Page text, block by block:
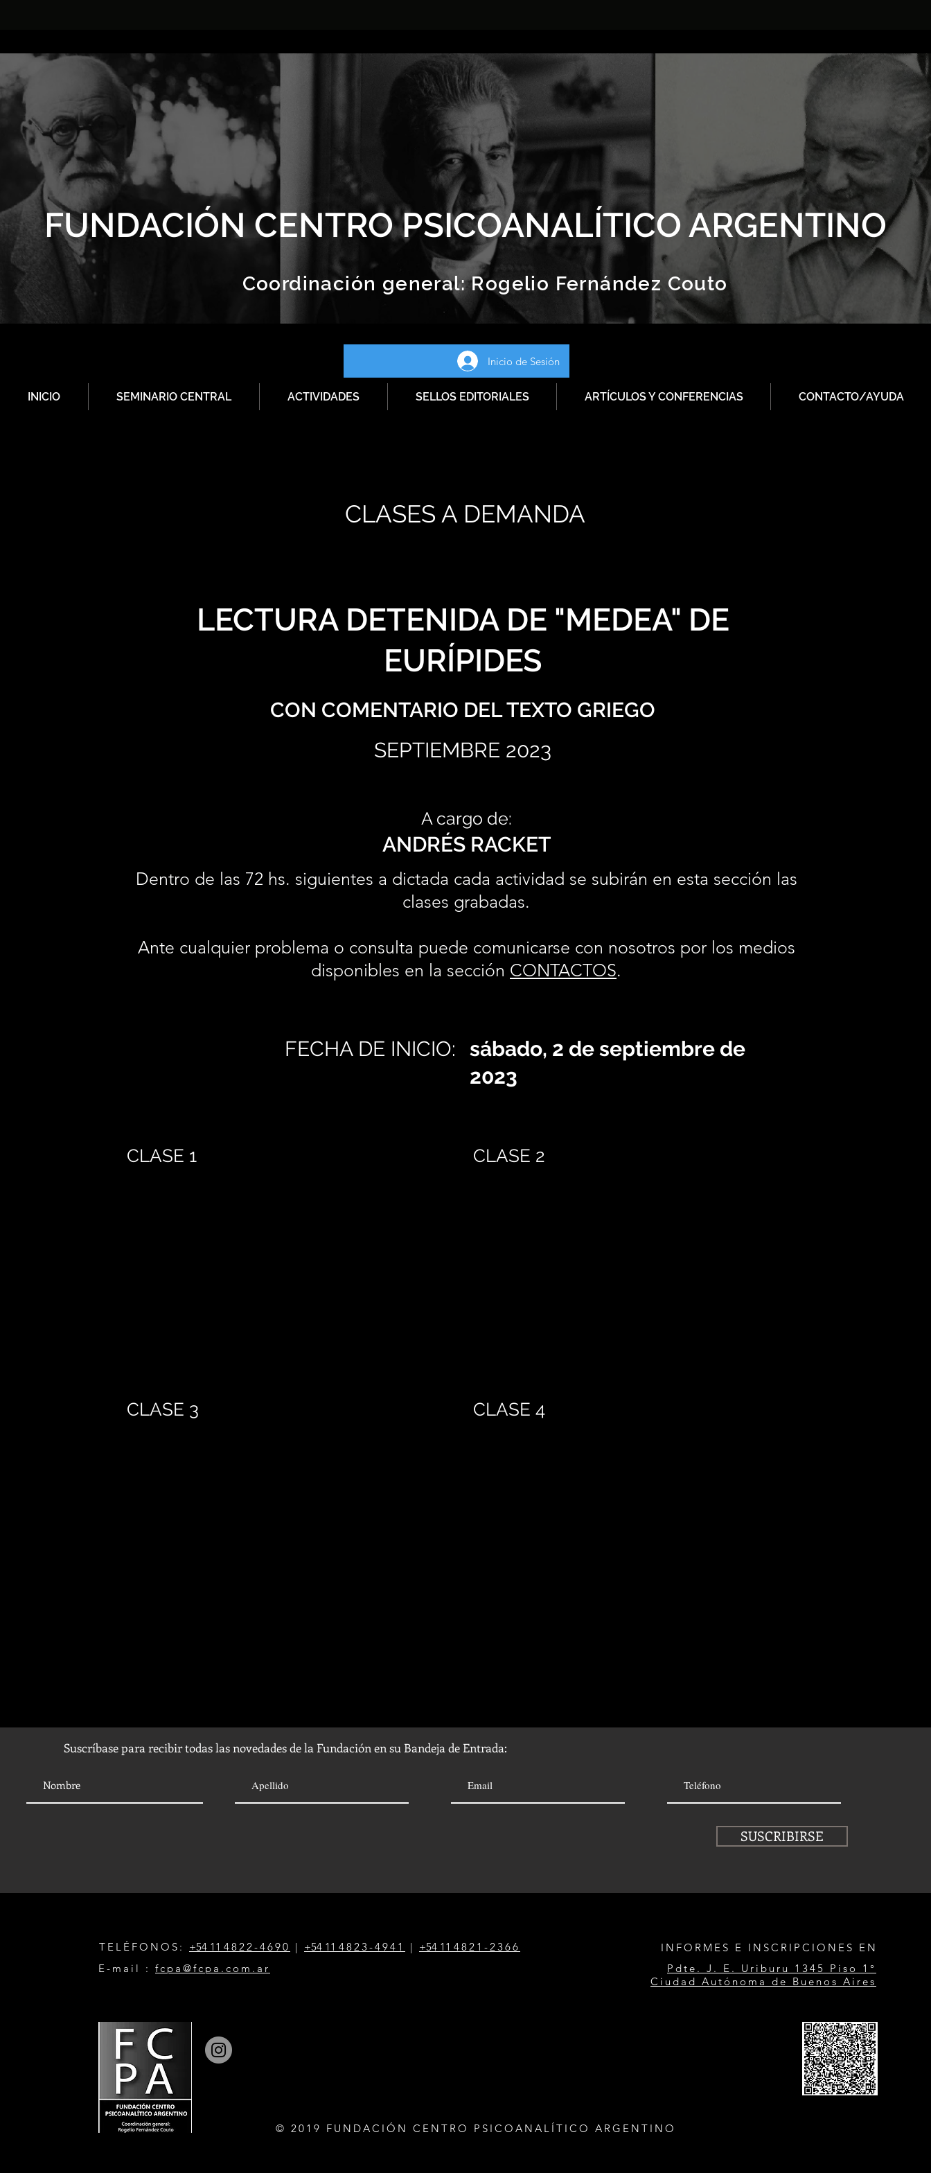
FUNDACIÓN CENTRO PSICOANALÍTICO ARGENTINO
Coordinación general:Rogelio Fernández Couto
Inicio de Sesión
INICIO SEMINARIO CENTRAL ACTIVIDADES SELLOS EDITORIALES ARTÍCULOS Y CONFERENCIAS CONTACTO/AYUDA
CLASES A DEMANDA
LECTURA DETENIDA DE "MEDEA" DE
EURÍPIDES
CON COMENTARIO DEL TEXTO GRIEGO
SEPTIEMBRE 2023
A cargo de:
ANDRÉS RACKET
Dentro de las 72 hs. siguientes a dictada cada actividad se subirán en esta sección las
clases grabadas.
Ante cualquier problema o consulta puede comunicarse con nosotros por los medios
disponibles en la sección CONTACTOS.
FECHA DE INICIO:
sábado, 2 de septiembre de
2023
CLASE 1
CLASE 3
CLASE 2
CLASE 4
Suscríbase para recibir todas las novedades de la Fundación en su Bandeja de Entrada:
SUSCRIBIRSE
TELÉFONOS: +54 11 4822-4690 | +54 1 1 4823-4941 | +54 1 1 4821-2366
E-mail : fcpa@fcpa.com.ar
INFORMES E INSCRIPCIONES EN
Pdte. J. E. Uriburu 1345 Piso 1°
Ciudad Autónoma de Buenos Aires
© 2019 FUNDACIÓN CENTRO PSICOANALÍTICO ARGENTINO